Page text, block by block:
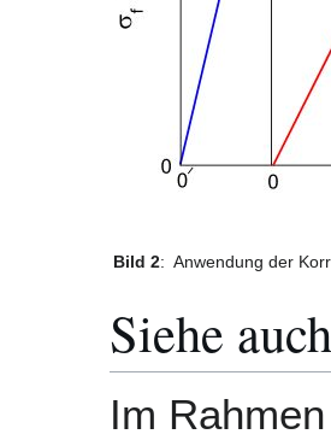
Bild 2: Anwendung der
Siehe auch
Im